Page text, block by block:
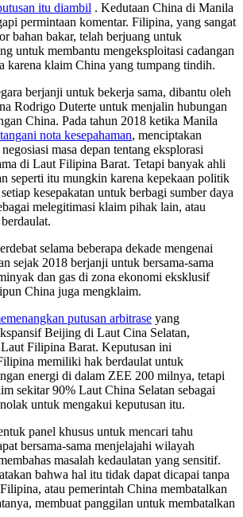
itu diambil . Kedutaan China di Manila
permintaan komentar. Filipina, yang sangat
bahan bakar, telah berjuang untuk
untuk membantu mengeksploitasi cadangan
karena klaim China yang tumpang tindih.
berjanji untuk bekerja sama, dibantu oleh
Rodrigo Duterte untuk menjalin hubungan
China. Pada tahun 2018 ketika Manila
nota kesepahaman, menciptakan
masa depan tentang eksplorasi
di Laut Filipina Barat. Tetapi banyak ahli
seperti itu mungkin karena kepekaan politik
kesepakatan untuk berbagi sumber daya
melegitimasi klaim pihak lain, atau
selama beberapa dekade mengenai
sejak 2018 berjanji untuk bersama-sama
dan gas di zona ekonomi eksklusif
China juga mengklaim.
putusan arbitrase yang
Beijing di Laut Cina Selatan,
Filipina Barat. Keputusan ini
memiliki hak berdaulat untuk
energi di dalam ZEE 200 milnya, tetapi
sekitar 90% Laut China Selatan sebagai
untuk mengakui keputusan itu.
panel khusus untuk mencari tahu
bersama-sama menjelajahi wilayah
masalah kedaulatan yang sensitif.
bahwa hal itu tidak dapat dicapai tanpa
atau pemerintah China membatalkan
membuat panggilan untuk membatalkan